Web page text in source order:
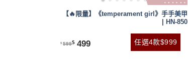
【🔥限量】《temperament girl》手手美甲
| HN-850
$ 599$ 499 任選4款$999